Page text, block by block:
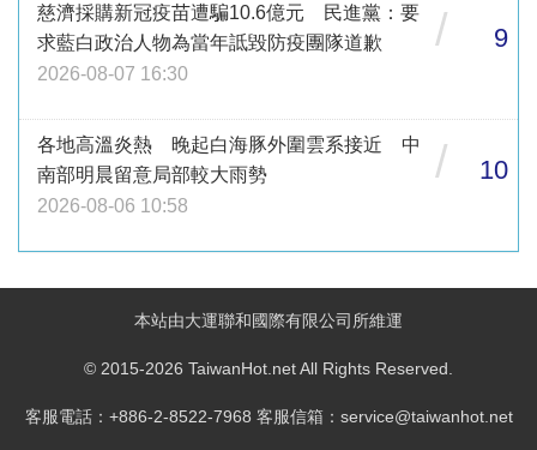
慈濟採購新冠疫苗遭騙10.6億元 民進黨：要
求藍白政治人物為當年詆毀防疫團隊道歉
2026-08-07 16:30
/ 9
各地高溫炎熱 晚起白海豚外圍雲系接近 中
南部明晨留意局部較大雨勢
2026-08-06 10:58
/ 10
本站由大運聯和國際有限公司所維運
© 2015-2026 TaiwanHot.net All Rights Reserved.
客服電話：+886-2-8522-7968 客服信箱：service@taiwanhot.net